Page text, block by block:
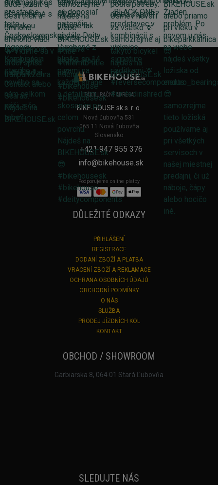
FAKTURAČNÍ ADRESA
BIKE-HOUSE.sk s. r. o.
Nová Ľubovňa 531
065 11 Nová Ľubovňa
Slovensko
+421 947 955 376
info@bikehouse.sk
Podporujeme online platby
DŮLEŽITÉ ODKAZY
PŘIHLÁŠENÍ
REGISTRACE
DODANÍ ZBOŽÍ A PLATBA
VRACENÍ ZBOŽÍ A REKLAMACE
OCHRANA OSOBNÍCH ÚDAJŮ
OBCHODNÍ PODMÍNKY
O NÁS
SLUŽBA
PRODEJ JÍZDNÍCH KOL
KONTAKT
OBCHOD / SHOWROOM
Garbiarska 8, 064 01 Stará Ľubovňa
SLEDUJTE NÁS